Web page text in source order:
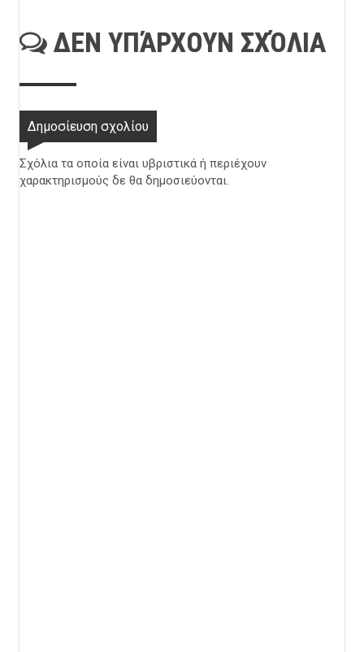
ΔΕΝ ΥΠΆΡΧΟΥΝ ΣΧΌΛΙΑ
Δημοσίευση σχολίου
Σχόλια τα οποία είναι υβριστικά ή περιέχουν
χαρακτηρισμούς δε θα δημοσιεύονται.